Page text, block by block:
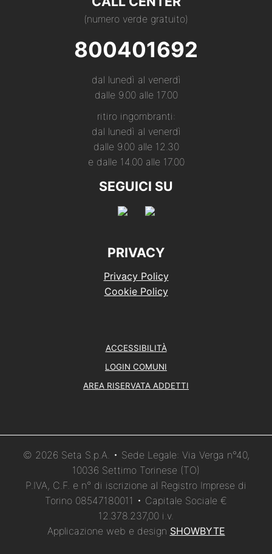
(numero verde gratuito)
800401692
dal lunedì al venerdì
dalle 9.00 alle 17.00
ritiro ingombranti:
dal lunedì al venerdì
dalle 9.00 alle 12.30
e dalle 14.00 alle 17.00
SEGUICI SU
PRIVACY
Privacy Policy
Cookie Policy
ACCESSIBILITÀ
LOGIN COMUNI
AREA RISERVATA ADDETTI
© 2026 Seta S.p.A. • Sede Legale: Via Verga n°40,
10036 Settimo Torinese (TO)
P.IVA, C.F. e n° di iscrizione al Registro Imprese di
Torino 08547180011 • Capitale Sociale €
12.378.237,00 i.v.
Applicazione web e design SHOWBYTE